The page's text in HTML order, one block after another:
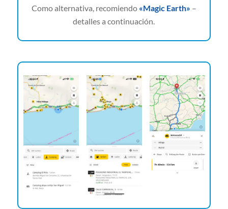
Como alternativa, recomiendo «Magic Earth» –
detalles a continuación.